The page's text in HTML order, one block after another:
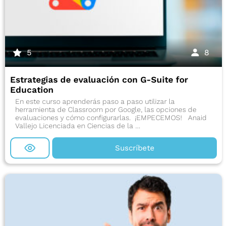
5 8
Estrategias de evaluación con G-Suite for
Education
En este curso aprenderás paso a paso utilizar la
herramienta de Classroom por Google, las opciones de
evaluaciones y cómo configurarlas. ¡EMPECEMOS! Anaid
Vallejo Licenciada en Ciencias de la …
Suscríbete